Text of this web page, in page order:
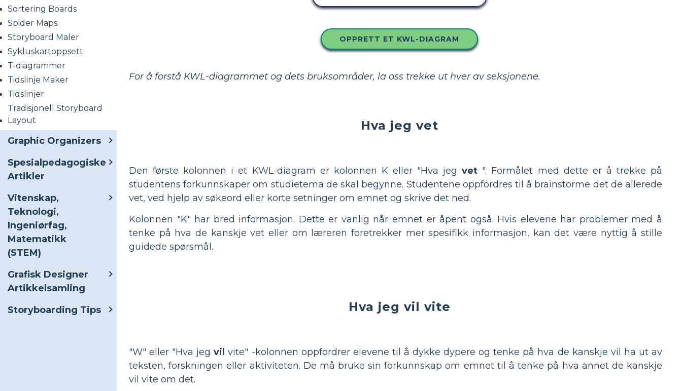
Sortering Boards
Spider Maps
Storyboard Maler
Sykluskartoppsett
T-diagrammer
Tidslinje Maker
Tidslinjer
Tradisjonell Storyboard
Layout
Graphic Organizers
Spesialpedagogiske
Artikler
Vitenskap,
Teknologi,
Ingeniørfag,
Matematikk
(STEM)
Grafisk Designer
Artikkelsamling
Storyboarding Tips
OPPRETT ET KWL-DIAGRAM
For å forstå KWL-diagrammet og dets bruksområder, la oss trekke ut hver av seksjonene.
Hva jeg vet
Den første kolonnen i et KWL-diagram er kolonnen K eller "Hva jegvet ". Formålet med dette er å trekke på
studentens forkunnskaper om studietema de skal begynne. Studentene oppfordres til å brainstorme det de allerede
vet, ved hjelp av søkeord eller korte setninger om emnet og skrive det ned.
Kolonnen "K" har bred informasjon. Dette er vanlig når emnet er åpent også. Hvis elevene har problemer med å
tenke på hva de kanskje vet eller om læreren foretrekker mer spesifikk informasjon, kan det være nyttig å stille
guidede spørsmål.
Hva jeg vil vite
"W" eller "Hva jegvil vite" -kolonnen oppfordrer elevene til å dykke dypere og tenke på hva de kanskje vil ha ut av
teksten, forskningen eller aktiviteten. De må bruke sin forkunnskap om emnet til å tenke på hva annet de kanskje
vil vite om det.